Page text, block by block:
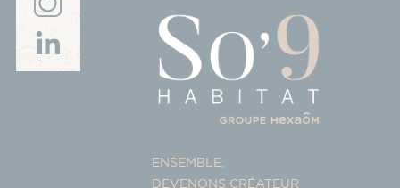
ENSEMBLE,
DEVENONS CRÉATEUR